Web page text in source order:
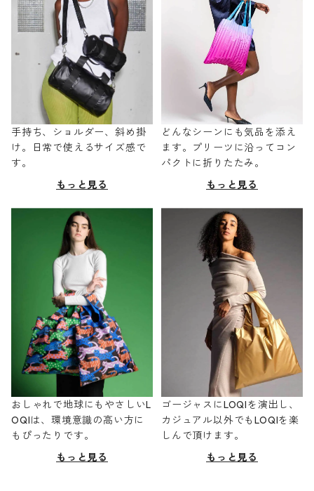
手持ち、ショルダー、斜め掛
け。日常で使えるサイズ感で
す。
もっと見る
どんなシーンにも気品を添え
ます。プリーツに沿ってコン
パクトに折りたたみ。
もっと見る
おしゃれで地球にもやさしいL
OQIは、環境意識の高い方に
もぴったりです。
もっと見る
ゴージャスにLOQIを演出し、
カジュアル以外でもLOQIを楽
しんで頂けます。
もっと見る